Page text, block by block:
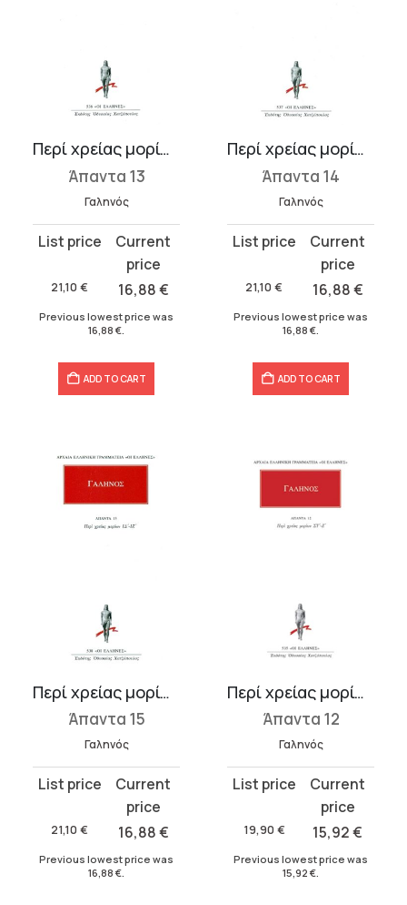
Περί χρείας μορίων Η΄-Ι΄
Άπαντα 13
Γαληνός
21,10 €
Original
was:
21,10 €.
16,88€
Current
16,88 €.
Previous lowest price was
16,88 €.
ADD TO CART
Περί χρείας μορίων ΙΑ΄-ΙΓ΄
Άπαντα 14
Γαληνός
21,10 €
Original
was:
21,10 €.
16,88€
Current
16,88 €.
Previous lowest price was
16,88 €.
ADD TO CART
Περί χρείας μορίων ΙΔ΄-ΙΖ΄
Άπαντα 15
Γαληνός
21,10 €
Original
was:
21,10 €.
16,88€
Current
16,88 €.
Previous lowest price was
16,88 €.
Περί χρείας μορίων ΣΤ΄, Ζ΄
Άπαντα 12
Γαληνός
19,90 €
Original
was:
19,90 €.
15,92€
Current
15,92 €.
Previous lowest price was
15,92 €.